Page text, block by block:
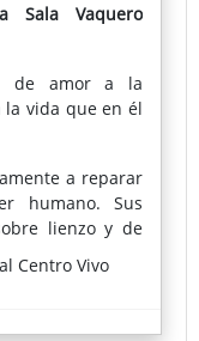
Sala Vaquero
de amor a la
la vida que en él
a reparar
humano. Sus
lienzo y de
las Vegas del
cereales, etc.,
y nos fascinan
y belleza, por
Centro Vivo